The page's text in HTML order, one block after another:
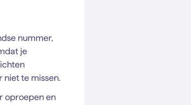
nummer,
je
te missen.
oproepen en